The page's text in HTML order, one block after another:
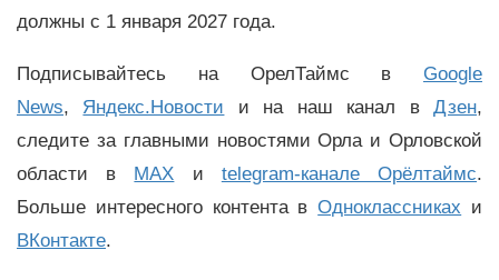
должны с 1 января 2027 года.
Подписывайтесь на ОрелТаймс в Google
News, Яндекс.Новости и на наш канал вДзен,
следите за главными новостями Орла и Орловской
области в MAX и telegram-канале Орёлтаймс.
Больше интересного контента вОдноклассниках и
ВКонтакте.